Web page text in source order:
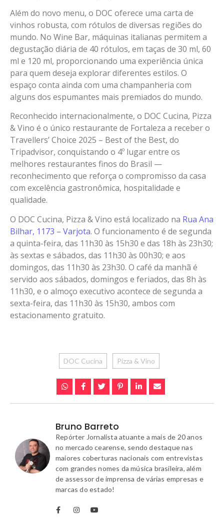
Além do novo menu, o DOC oferece uma carta de
vinhos robusta, com rótulos de diversas regiões do
mundo. No Wine Bar, máquinas italianas permitem a
degustação diária de 40 rótulos, em taças de 30 ml, 60
ml e 120 ml, proporcionando uma experiência única
para quem deseja explorar diferentes estilos. O
espaço conta ainda com uma champanheria com
alguns dos espumantes mais premiados do mundo.
Reconhecido internacionalmente, o DOC Cucina, Pizza
& Vino é o único restaurante de Fortaleza a receber o
Travellers’ Choice 2025 – Best of the Best, do
Tripadvisor, conquistando o 4º lugar entre os
melhores restaurantes finos do Brasil —
reconhecimento que reforça o compromisso da casa
com excelência gastronômica, hospitalidade e
qualidade.
O DOC Cucina, Pizza & Vino está localizado na Rua Ana
Bilhar, 1173 – Varjota. O funcionamento é de segunda
a quinta-feira, das 11h30 às 15h30 e das 18h às 23h30;
às sextas e sábados, das 11h30 às 00h30; e aos
domingos, das 11h30 às 23h30. O café da manhã é
servido aos sábados, domingos e feriados, das 8h às
11h30, e o almoço executivo acontece de segunda a
sexta-feira, das 11h30 às 15h30, ambos com
estacionamento gratuito.
DOC Cucina Pizza & Vino
Bruno Barreto
Repórter Jornalista atuante a mais de 20 anos
no mercado cearense, sendo destaque nas
maiores coberturas nacionais com entrevistas
com grandes nomes da música brasileira, além
de assessor de imprensa de várias empresas e
marcas do estado!